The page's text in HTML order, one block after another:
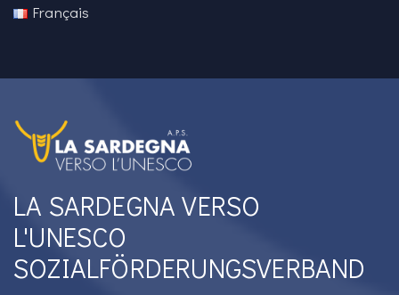
Français
LA SARDEGNA VERSO
L'UNESCO
SOZIALFÖRDERUNGSVERBAND